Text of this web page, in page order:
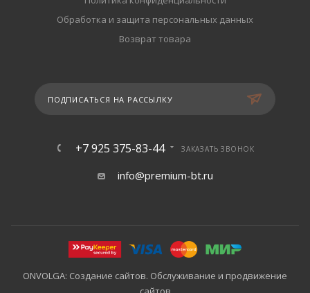
Обработка и защита персональных данных
Возврат товара
ПОДПИСАТЬСЯ НА РАССЫЛКУ
+7 925 375-83-44 ЗАКАЗАТЬ ЗВОНОК
info@premium-bt.ru
ONVOLGA: Создание сайтов. Обслуживание и продвижение